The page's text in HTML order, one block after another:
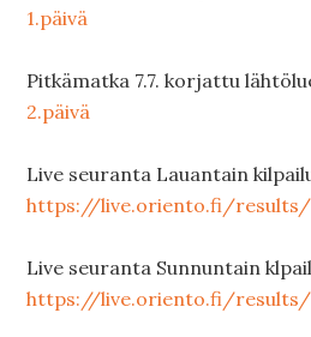
1.päivä
Pitkämatka 7.7. korjattu
2.päivä
Live seuranta Lauantain
https://live.oriento.fi/results/
Live seuranta Sunnuntain
https://live.oriento.fi/results/